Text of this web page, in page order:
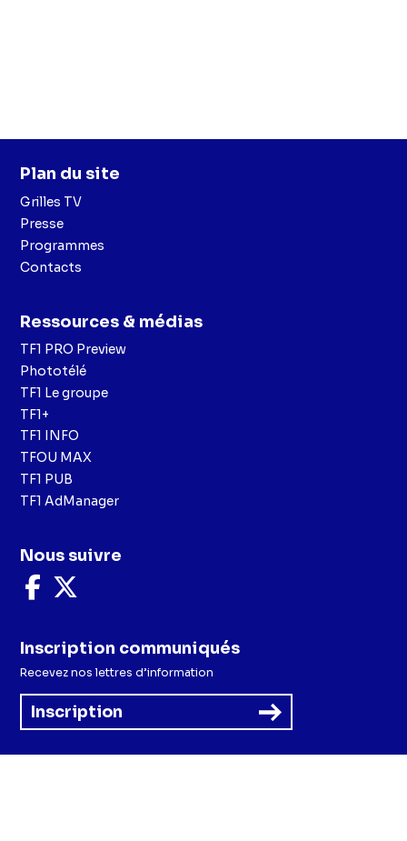
Plan du site
Grilles TV
Presse
Programmes
Contacts
Ressources & médias
TF1 PRO Preview
Phototélé
TF1 Le groupe
TF1+
TF1 INFO
TFOU MAX
TF1 PUB
TF1 AdManager
Nous suivre
Nous
suivre
Facebook
X
Inscription communiqués
Recevez nos lettres d’information
Inscription